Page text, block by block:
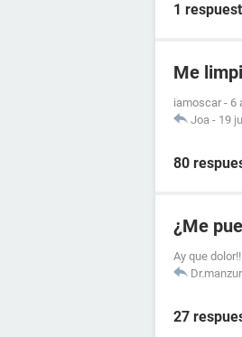
1
Me
iamoscar - 6
Joa - 19
80
¿Me
Ay que dolor!!
Dr.manzur
27